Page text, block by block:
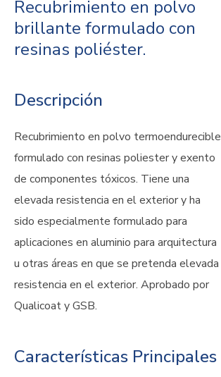
Recubrimiento en polvo
brillante formulado con
resinas poliéster.
Descripción
Recubrimiento en polvo termoendurecible
formulado con resinas poliester y exento
de componentes tóxicos. Tiene una
elevada resistencia en el exterior y ha
sido especialmente formulado para
aplicaciones en aluminio para arquitectura
u otras áreas en que se pretenda elevada
resistencia en el exterior. Aprobado por
Qualicoat y GSB.
Características Principales